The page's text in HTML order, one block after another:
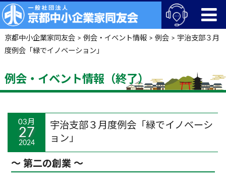
京都中小企業家同友会> 例会・イベント情報> 例会> 宇治支部３月
度例会「緑でイノベーション」
例会・イベント情報（終了）
03月
27
2024
宇治支部３月度例会「緑でイノベーシ
ョン」
～ 第二の創業 ～